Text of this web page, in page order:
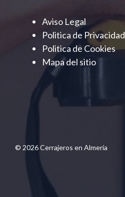
Aviso Legal
Politica de Privacidad
Politica de Cookies
Mapa del sitio
© 2026 Cerrajeros en Almería